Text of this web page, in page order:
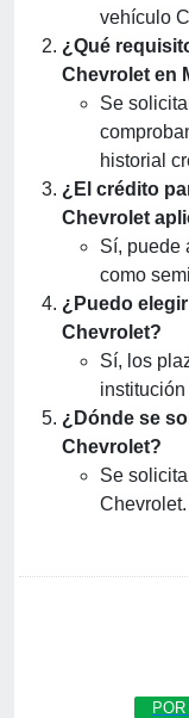
vehículo
¿Qué
Chevrolet en
Se
historial
¿El crédito
Chevrolet
Sí, puede
como
¿Puedo
Chevrolet?
Sí, los
¿Dónde se
Chevrolet?
Se
Chevrolet.